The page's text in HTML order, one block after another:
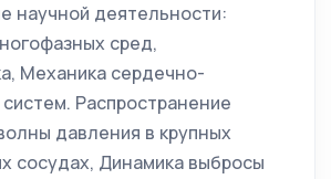
научной деятельности:
сред,
Механика сердечно-
Распространение
давления в крупных
сосудах, Динамика выбросы